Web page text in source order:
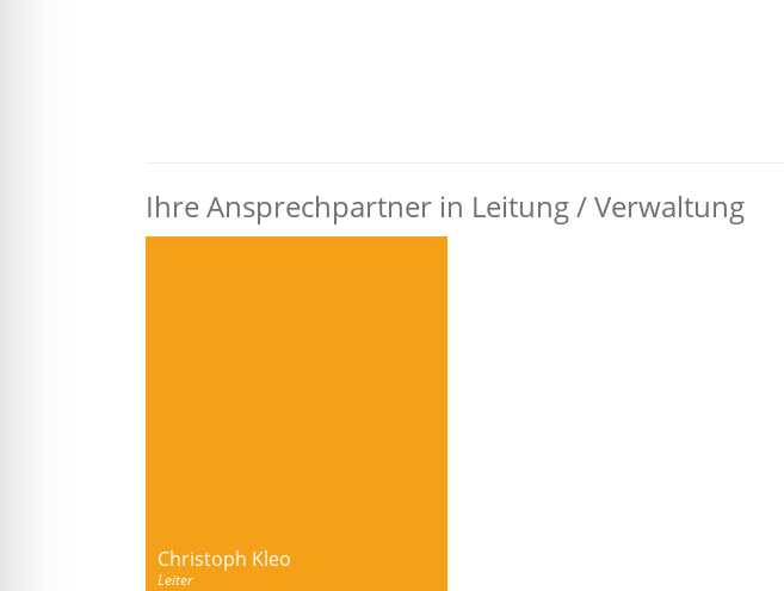
Ihre Ansprechpartner in Leitung / Verwaltung
Christoph Kleo
Leiter